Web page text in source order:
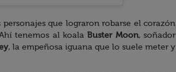
que lograron robarse el corazón
tenemos al koalaBuster Moon, soñador
, la empeñosa iguana que lo suele meter y